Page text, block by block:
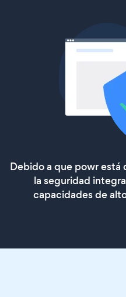
Debido a que powr está
la seguridad
capacidades de